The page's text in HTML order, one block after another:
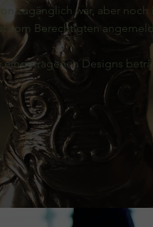
zugänglich war, aber noch
vom Berechtigten
eingetragenen Designs